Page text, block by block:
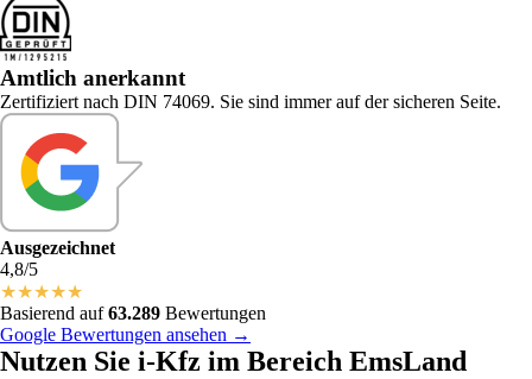
Amtlich anerkannt
Zertifiziert nach DIN 74069. Sie sind immer auf der sicheren Seite.
Ausgezeichnet
4,8/5
★★★★★
Basierend auf63.289 Bewertungen
Google Bewertungen ansehen →
Nutzen Sie i-Kfz im Bereich EmsLand